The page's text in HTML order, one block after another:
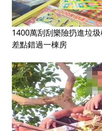
1400萬刮刮樂險扔進垃
差點錯過一棟房